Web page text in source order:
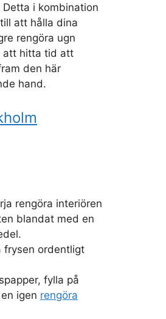
i kombination
att hålla dina
rengöra ugn
att hitta tid att
den här
hand.
rengöra interiören
blandat med en
frysen ordentligt
fylla på
igen rengöra